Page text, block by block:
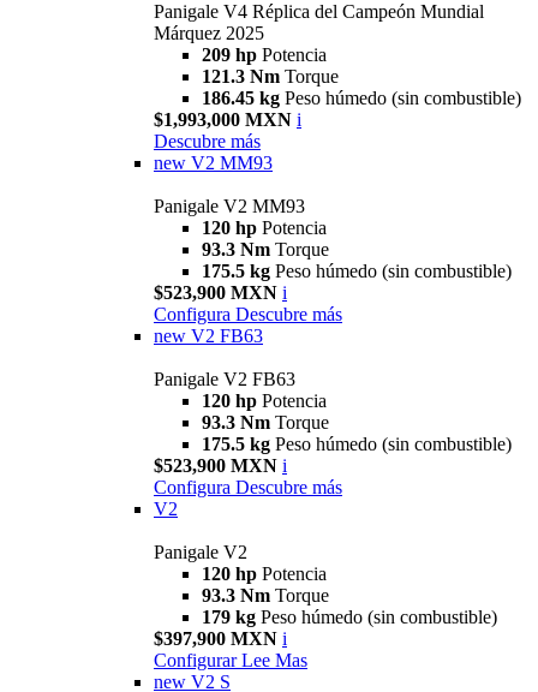
Panigale V4 Réplica del Campeón Mundial
Márquez 2025
209 hp Potencia
121.3 Nm Torque
186.45 kg Peso húmedo (sin combustible)
$1,993,000 MXN i
Descubre más
new V2 MM93
Panigale V2 MM93
120 hp Potencia
93.3 Nm Torque
175.5 kg Peso húmedo (sin combustible)
$523,900 MXN i
Configura Descubre más
new V2 FB63
Panigale V2 FB63
120 hp Potencia
93.3 Nm Torque
175.5 kg Peso húmedo (sin combustible)
$523,900 MXN i
Configura Descubre más
V2
Panigale V2
120 hp Potencia
93.3 Nm Torque
179 kg Peso húmedo (sin combustible)
$397,900 MXN i
Configurar Lee Mas
new V2 S